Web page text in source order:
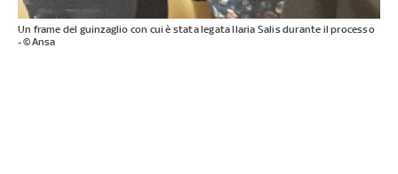
Un frame del guinzaglio con cui è stata legata Ilaria Salis durante il processo
- ©Ansa